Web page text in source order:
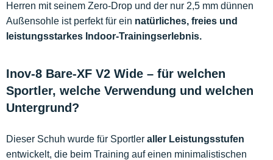
Herren mit seinem Zero-Drop und der nur 2,5 mm dünnen
Außensohle ist perfekt für ein natürliches, freies und
leistungsstarkes Indoor-Trainingserlebnis.
Inov-8 Bare-XF V2 Wide – für welchen
Sportler, welche Verwendung und welchen
Untergrund?
Dieser Schuh wurde für Sportler aller Leistungsstufen
entwickelt, die beim Training auf einen minimalistischen